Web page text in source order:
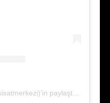
Çözüm Tesisat (@cozumtesisatmerkezi)'in paylaştığı bir gönderi